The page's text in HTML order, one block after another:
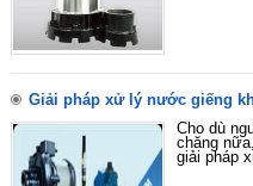
Giải pháp xử lý nước giếng
Cho dù
chăng
giải pháp